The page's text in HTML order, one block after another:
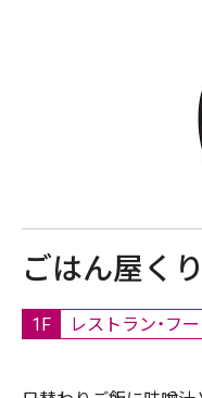
ごはん屋く
1F レストラン・フ